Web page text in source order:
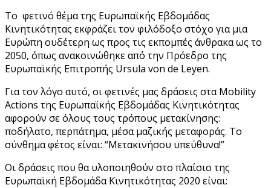
Το φετινό θέμα της Ευρωπαϊκής Εβδομάδας
Κινητικότητας εκφράζει τον φιλόδοξο στόχο για μια
Ευρώπη ουδέτερη ως προς τις εκπομπές άνθρακα ως το
2050, όπως ανακοινώθηκε από την Πρόεδρο της
Ευρωπαϊκής Επιτροπής Ursula von de Leyen.
Για τον λόγο αυτό, οι φετινές μας δράσεις στα Mobility
Actions της Ευρωπαϊκής Εβδομάδας Κινητικότητας
αφορούν σε όλους τους τρόπους μετακίνησης:
ποδήλατο, περπάτημα, μέσα μαζικής μεταφοράς. Το
σύνθημα φέτος είναι: “Μετακινήσου υπεύθυνα!”
Οι δράσεις που θα υλοποιηθούν στο πλαίσιο της
Ευρωπαϊκή Εβδομάδα Κινητικότητας 2020 είναι: